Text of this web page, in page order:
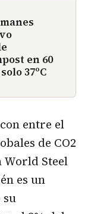
en 60
37ºC
entre el
de CO2
World Steel
es un
su